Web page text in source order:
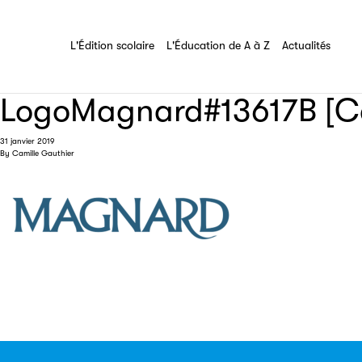
L'Édition scolaire L'Éducation de A à Z Actualités
Tout savoir sur l'association
L'Édition scolaire
L'Éducation de A à Z
LogoMagnard#13617B
31 janvier 2019
By Camille Gauthier
Filéas